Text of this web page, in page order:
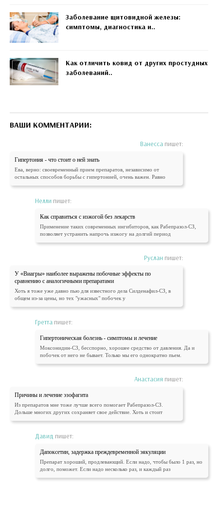
Заболевание щитовидной железы:
симптомы, диагностика и..
Как отличить ковид от других простудных
заболеваний..
ВАШИ КОММЕНТАРИИ:
Ванесса пишет:
Гипертония - что стоит о ней знать
Ева, верно: своевременный прием препаратов, независимо от
остальных способов борьбы с гипертонией, очень важен. Равно
Нелли пишет:
Как справиться с изжогой без лекарств
Применение таких современных ингибиторов, как Рабепразол-СЗ,
позволяет устранить напрочь изжогу на долгий период
Руслан пишет:
У «Виагры» наиболее выражены побочные эффекты по
сравнению с аналогичными препаратами
Хоть я тоже уже давно пью для известного дела Силденафил-СЗ, в
общем из-за цены, но тех "ужасных" побочек у
Гретта пишет:
Гипертоническая болезнь - симптомы и лечение
Моксонидин-СЗ, бесспорно, хорошее средство от давления. Да и
побочек от него не бывает. Только мы его однократно пьем.
Анастасия пишет:
Причины и лечение эзофагита
Из препаратов мне тоже лучше всего помогает Рабепразол-СЗ.
Дольше многих других сохраняет свое действие. Хоть и стоит
Давид пишет:
Дапоксетин, задержка преждевременной эякуляции
Препарат хороший, продлевающий. Если надо, чтобы было 1 раз, но
долго, поможет. Если надо несколько раз, и каждый раз